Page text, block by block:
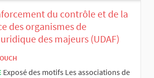
du contrôle et de la
des organismes de
des majeurs (UDAF)
Exposé des motifs Les associations de